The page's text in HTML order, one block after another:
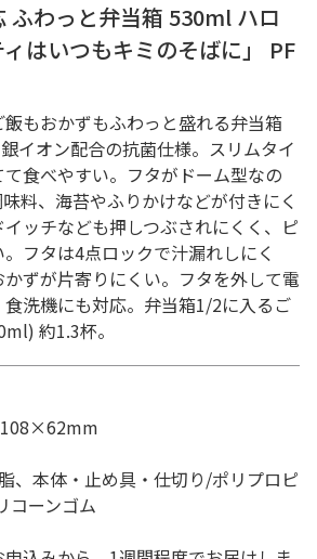
ふわっと弁当箱 530ml ハロ
はいつもキミのそばに」 PF
飯もおかずもふわっと盛れる弁当箱
イオン配合の抗菌仕様。スリムタイ
食べやすい。フタがドーム型なの
料、海苔やふりかけなどが付きにく
ッチなども押しつぶされにくく、ピ
フタは4点ロックで汁漏れしにく
ずが片寄りにくい。フタを外して電
洗機にも対応。弁当箱1/2に入るご
約1.3杯。
、本体・止め具・仕切り/ポリプロピ
コーンゴム